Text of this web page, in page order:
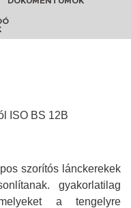
ISO BS 12B
szorítós lánckerekek
gyakorlatilag
a tengelyre